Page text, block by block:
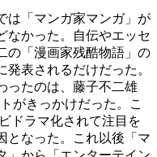
は「マンガ家マンガ」が
なかった。自伝やエッセ
の「漫画家残酷物語」の
表されるだけだった。
ったのは、藤子不二雄
がきっかけだった。こ
ドラマ化されて注目を
となった。これ以後「マ